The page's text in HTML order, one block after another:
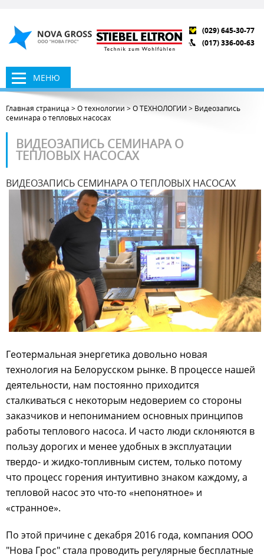
(029) 645-30-77
(017) 336-00-63
МЕНЮ
Главная страница >О технологии >О ТЕХНОЛОГИИ > Видеозапись
семинара о тепловых насосах
ВИДЕОЗАПИСЬ СЕМИНАРА О
ТЕПЛОВЫХ НАСОСАХ
ВИДЕОЗАПИСЬ СЕМИНАРА О ТЕПЛОВЫХ НАСОСАХ
Геотермальная энергетика довольно новая
технология на Белорусском рынке. В процессе нашей
деятельности, нам постоянно приходится
сталкиваться с некоторым недоверием со стороны
заказчиков и непониманием основных принципов
работы теплового насоса. И часто люди склоняются в
пользу дорогих и менее удобных в эксплуатации
твердо- и жидко-топливным систем, только потому
что процесс горения интуитивно знаком каждому, а
тепловой насос это что-то «непонятное» и
«странное».
По этой причине с декабря 2016 года, компания ООО
"Нова Грос" стала проводить регулярные бесплатные